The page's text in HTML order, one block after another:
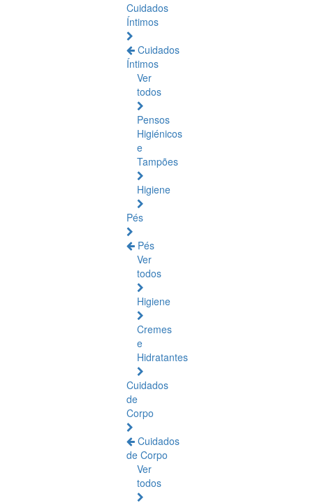
Cuidados
Íntimos
Cuidados
Íntimos
Ver
todos
Pensos
Higiénicos
e
Tampões
Higiene
Pés
Pés
Ver
todos
Higiene
Cremes
e
Hidratantes
Cuidados
de
Corpo
Cuidados
de Corpo
Ver
todos